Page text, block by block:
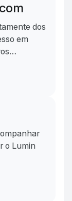
dos
em
o Lumin